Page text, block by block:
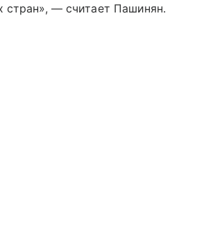
стран», — считает Пашинян.